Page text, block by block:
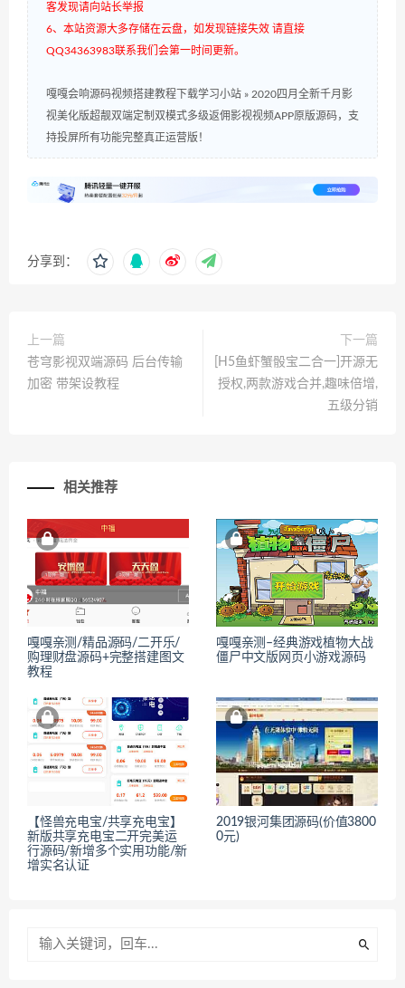
客发现请向站长举报
6、本站资源大多存储在云盘，如发现链接失效 请直接
QQ34363983联系我们会第一时间更新。
嘎嘎会响源码视频搭建教程下载学习小站 » 2020四月全新千月影
视美化版超靓双端定制双模式多级返佣影视视频APP原版源码，支
持投屏所有功能完整真正运营版！
分享到：
上一篇
苍穹影视双端源码 后台传输
加密 带架设教程
下一篇
[H5鱼虾蟹骰宝二合一]开源无
授权,两款游戏合并,趣味倍增,
五级分销
相关推荐
嘎嘎亲测/精品源码/二开乐/
购理财盘源码+完整搭建图文
教程
嘎嘎亲测–经典游戏植物大战
僵尸中文版网页小游戏源码
【怪兽充电宝/共享充电宝】
新版共享充电宝二开完美运
行源码/新增多个实用功能/新
增实名认证
2019银河集团源码(价值3800
0元)